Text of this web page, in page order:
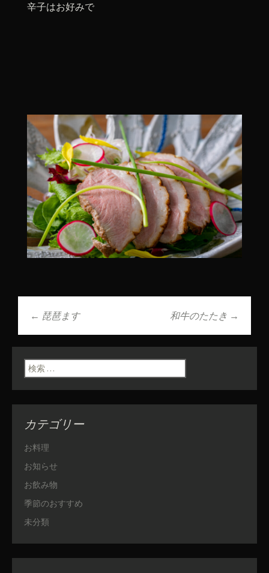
辛子はお好みで
投稿ナビゲーショ
ン
← 琵琶ます 和牛のたたき →
検索:
カテゴリー
お料理
お知らせ
お飲み物
季節のおすすめ
未分類